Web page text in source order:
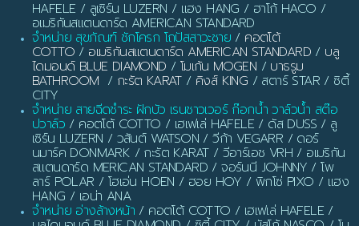
HAFELE / ลูเซิร์น LUZERN / แฮง HANG / ฮาโก้ HACO /
อเมริกันสแตนดาร์ด AMERICAN STANDARD
จำหน่าย สุขภัณฑ์ ชักโครก โถปัสสาวะชาย / คอตโต้
COTTO / อเมริกันสแตนดาร์ด AMERICAN STANDARD / บลู
ไดมอนด์ BLUE DIAMOND / โมเก้น MOGEN / บาธรูม
BATHROOM / กะรัต KARAT/ คิงส์ KING / สตาร์ STAR / ซิตี้
CITY
จำหน่าย สายฉีดชำระ ฝักบัว เรนชาวเวอร์ ก๊อกน้ำ วาล์วน้ำ สต๊อ
ปวาล์ว / คอตโต้ COTTO / เฮเฟเล่ HAFELE / ดัส DUSS / ลู
เซิร์น LUZERN / วสันต์ WATSON / วีก้า VEGARR / ดอร์
นมาร์ค DONMARK / กะรัต KARAT / วีอาร์เอช VRH / อเมริกัน
สแตนดาร์ด MERICAN STANDARD / จอร์นนี JOHNNY / โพ
ลาร์ POLAR / โฮเอ่น HOEN / ฮอย HOY / พิกโซ่ PIXO / แฮง
HANG / เอน่า ANA
จำหน่าย อ่างล้างหน้า / คอตโต้ COTTO / เฮเฟเล่ HAFELE /